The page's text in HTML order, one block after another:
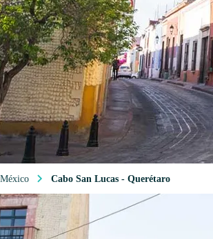
Cabo San Lucas - Querétaro